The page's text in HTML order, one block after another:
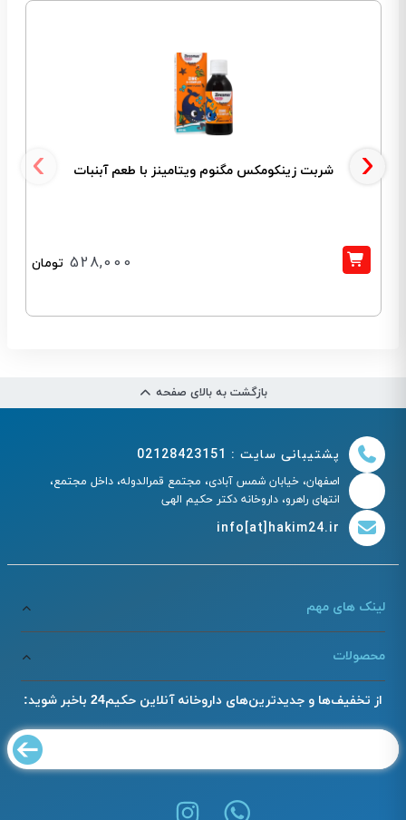
شربت زینکومکس مگنوم ویتامینز با طعم آبنبات
528,000 تومان
‹ ›
بازگشت به بالای صفحه
پشتیبانی سایت : 02128423151
اصفهان، خیابان شمس آبادی، مجتمع قمرالدوله، داخل مجتمع،
انتهای راهرو، داروخانه دکتر حکیم الهی
info[at]hakim24.ir
لینک های مهم
محصولات
از تخفیف‌ها و جدیدترین‌های داروخانه آنلاین حکیم24 باخبر شوید: